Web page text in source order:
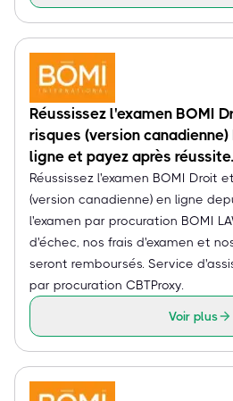
Réussissez l'examen BOMI
risques (version
ligne et payez après réussite.
Réussissez l'examen BOMI Droit
(version canadienne) en ligne
l'examen par procuration BOMI
d'échec, nos frais d'examen et
seront remboursés. Service
par procuration CBTProxy.
Voir plus